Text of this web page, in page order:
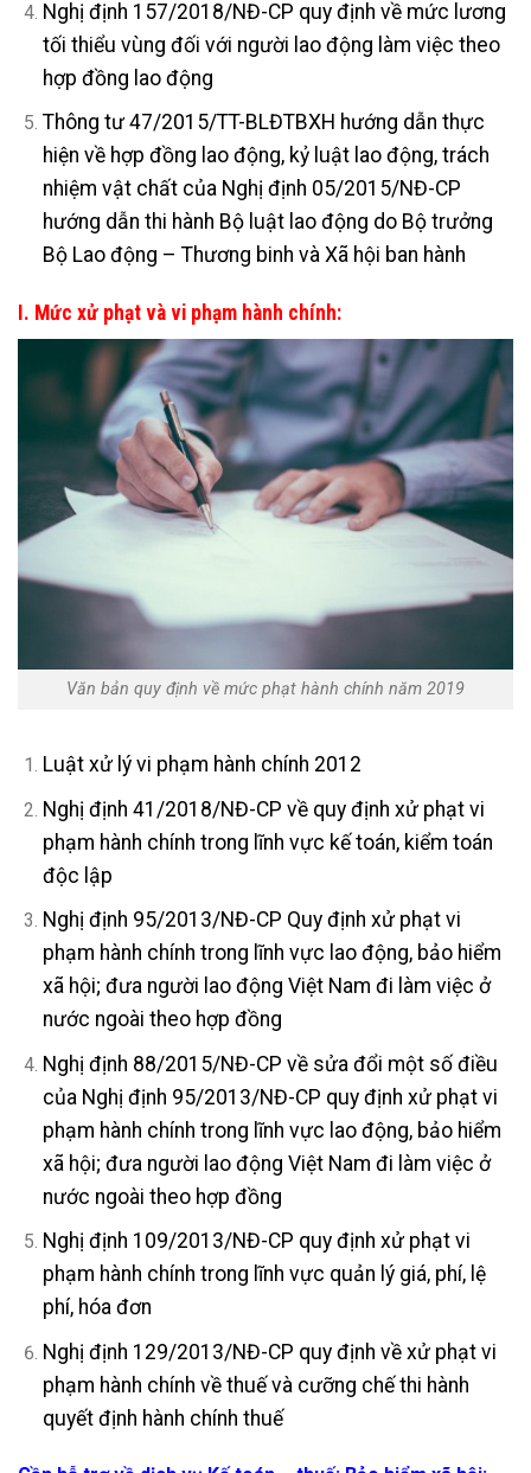
Nghị định 157/2018/NĐ-CP quy định về mức lương
tối thiểu vùng đối với người lao động làm việc theo
hợp đồng lao động
Thông tư 47/2015/TT-BLĐTBXH hướng dẫn thực
hiện về hợp đồng lao động, kỷ luật lao động, trách
nhiệm vật chất của Nghị định 05/2015/NĐ-CP
hướng dẫn thi hành Bộ luật lao động do Bộ trưởng
Bộ Lao động – Thương binh và Xã hội ban hành
I. Mức xử phạt và vi phạm hành chính:
Văn bản quy định về mức phạt hành chính năm 2019
Luật xử lý vi phạm hành chính 2012
Nghị định 41/2018/NĐ-CP về quy định xử phạt vi
phạm hành chính trong lĩnh vực kế toán, kiểm toán
độc lập
Nghị định 95/2013/NĐ-CP Quy định xử phạt vi
phạm hành chính trong lĩnh vực lao động, bảo hiểm
xã hội; đưa người lao động Việt Nam đi làm việc ở
nước ngoài theo hợp đồng
Nghị định 88/2015/NĐ-CP về sửa đổi một số điều
của Nghị định 95/2013/NĐ-CP quy định xử phạt vi
phạm hành chính trong lĩnh vực lao động, bảo hiểm
xã hội; đưa người lao động Việt Nam đi làm việc ở
nước ngoài theo hợp đồng
Nghị định 109/2013/NĐ-CP quy định xử phạt vi
phạm hành chính trong lĩnh vực quản lý giá, phí, lệ
phí, hóa đơn
Nghị định 129/2013/NĐ-CP quy định về xử phạt vi
phạm hành chính về thuế và cưỡng chế thi hành
quyết định hành chính thuế